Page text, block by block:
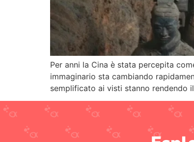
Per anni la Cina è stata percepita
immaginario sta cambiando
semplificato ai visti stanno rendendo